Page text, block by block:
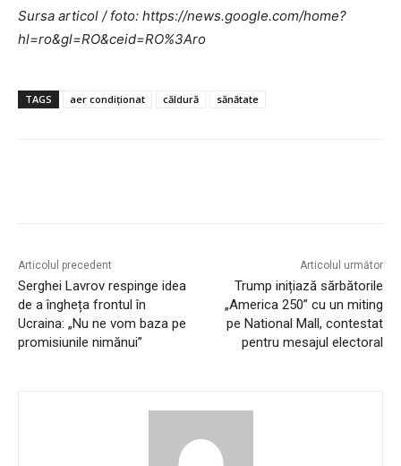
Sursa articol / foto: https://news.google.com/home?
hl=ro&gl=RO&ceid=RO%3Aro
TAGS aer condiționat căldură sănătate
Articolul precedent
Serghei Lavrov respinge idea
de a îngheța frontul în
Ucraina: „Nu ne vom baza pe
promisiunile nimănui”
Articolul următor
Trump inițiază sărbătorile
„America 250” cu un miting
pe National Mall, contestat
pentru mesajul electoral